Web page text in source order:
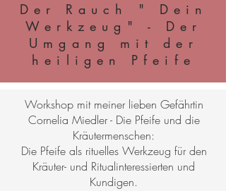
Der Rauch " Dein
Werkzeug" - Der
Umgang mit der
heiligen Pfeife
Workshop mit meiner lieben Gefährtin
Cornelia Miedler - Die Pfeife und die
Kräutermenschen:
Die Pfeife als rituelles Werkzeug für den
Kräuter- und Ritualinteressierten und
Kundigen.